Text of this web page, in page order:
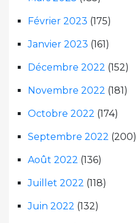
Février 2023 (175)
Janvier 2023 (161)
Décembre 2022 (152)
Novembre 2022 (181)
Octobre 2022 (174)
Septembre 2022 (200)
Août 2022 (136)
Juillet 2022 (118)
Juin 2022 (132)